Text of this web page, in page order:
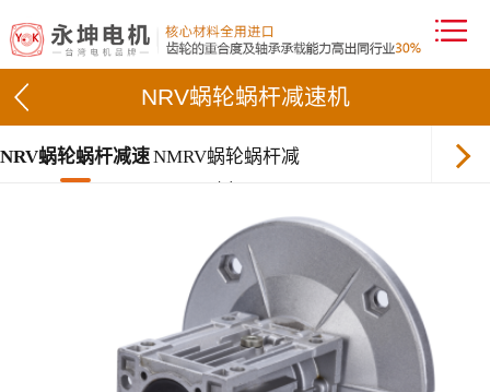
NRV蜗轮蜗杆减速机
NRV蜗轮蜗杆减速NMRV蜗轮蜗杆减